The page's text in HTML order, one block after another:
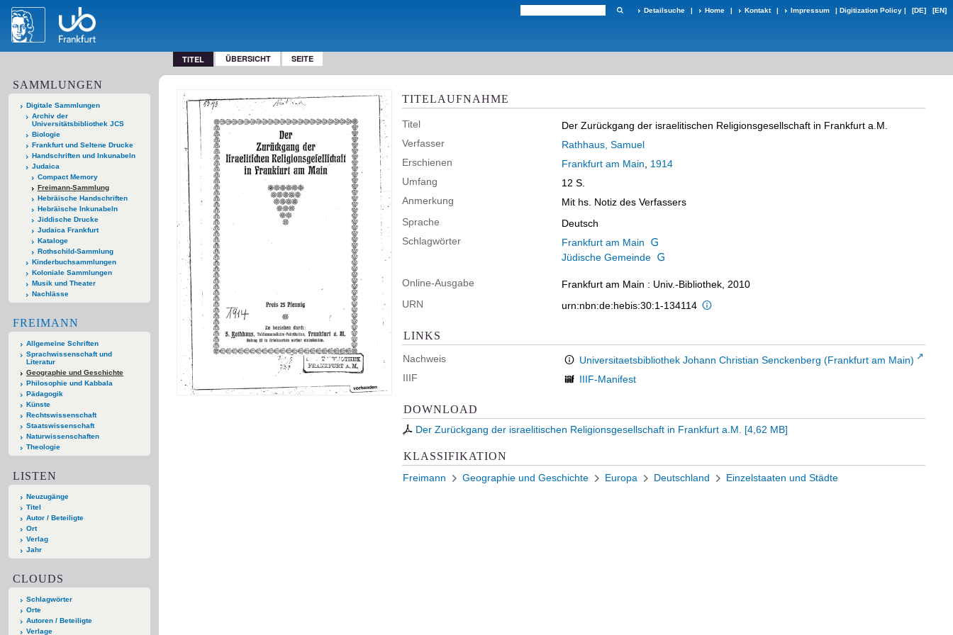
Detailsuche | Home | Kontakt | Impressum | Digitization Policy | [DE] [EN]
TITEL ÜBERSICHT SEITE
SAMMLUNGEN
Digitale Sammlungen
Archiv der
Universitätsbibliothek JCS
Biologie
Frankfurt und Seltene Drucke
Handschriften und Inkunabeln
Judaica
Compact Memory
Freimann-Sammlung
Hebräische Handschriften
Hebräische Inkunabeln
Jiddische Drucke
Judaica Frankfurt
Kataloge
Rothschild-Sammlung
Kinderbuchsammlungen
Koloniale Sammlungen
Musik und Theater
Nachlässe
FREIMANN
Allgemeine Schriften
Sprachwissenschaft und
Literatur
Geographie und Geschichte
Philosophie und Kabbala
Pädagogik
Künste
Rechtswissenschaft
Staatswissenschaft
Naturwissenschaften
Theologie
LISTEN
Neuzugänge
Titel
Autor / Beteiligte
Ort
Verlag
Jahr
CLOUDS
Schlagwörter
Orte
Autoren / Beteiligte
Verlage
TITELAUFNAHME
Titel
Der Zurückgang der israelitischen Religionsgesellschaft in Frankfurt a.M.
Verfasser
Rathhaus, Samuel
Erschienen
Frankfurt am Main
1914
Umfang
12 S.
Anmerkung
Mit hs. Notiz des Verfassers
Sprache
Deutsch
Schlagwörter
Frankfurt am Main
Jüdische Gemeinde
Online-Ausgabe
Frankfurt am Main : Univ.-Bibliothek, 2010
URN
urn:nbn:de:hebis:30:1-134114
LINKS
Nachweis
Universitaetsbibliothek Johann Christian Senckenberg (Frankfurt am Main)
IIIF
IIIF-Manifest
DOWNLOAD
Der Zurückgang der israelitischen Religionsgesellschaft in Frankfurt a.M. [4,62 MB]
KLASSIFIKATION
Freimann Geographie und Geschichte Europa Deutschland Einzelstaaten und Städte